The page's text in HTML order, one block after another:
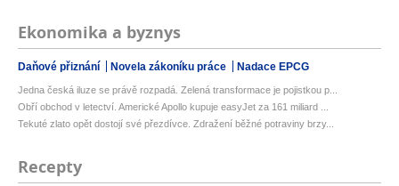
Ekonomika a byznys
Daňové přiznání Novela zákoníku práce Nadace EPCG
Jedna česká iluze se právě rozpadá. Zelená transformace je pojistkou p...
Obří obchod v letectví. Americké Apollo kupuje easyJet za 161 miliard ...
Tekuté zlato opět dostojí své přezdívce. Zdražení běžné potraviny brzy...
Recepty